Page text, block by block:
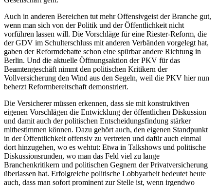
Auch in anderen Bereichen tut mehr Offensivgeist der Branche gut,
wenn man sich von der Politik und der Öffentlichkeit nicht
vorführen lassen will. Die Vorschläge für eine Riester-Reform, die
der GDV im Schulterschluss mit anderen Verbänden vorgelegt hat,
gaben der Reformdebatte schon eine spürbar andere Richtung in
Berlin. Und die aktuelle Öffnungsaktion der PKV für das
Beamtengeschäft nimmt den politischen Kritikern der
Vollversicherung den Wind aus den Segeln, weil die PKV hier nun
beherzt Reformbereitschaft demonstriert.
Die Versicherer müssen erkennen, dass sie mit konstruktiven
eigenen Vorschlägen die Entwicklung der öffentlichen Diskussion
und damit auch der politischen Entscheidungsfindung stärker
mitbestimmen können. Dazu gehört auch, den eigenen Standpunkt
in der Öffentlichkeit offensiv zu vertreten und dafür auch einmal
dort hinzugehen, wo es wehtut: Etwa in Talkshows und politische
Diskussionsrunden, wo man das Feld viel zu lange
Branchenkritikern und politischen Gegnern der Privatversicherung
überlassen hat. Erfolgreiche politische Lobbyarbeit bedeutet heute
auch, dass man sofort prominent zur Stelle ist, wenn irgendwo